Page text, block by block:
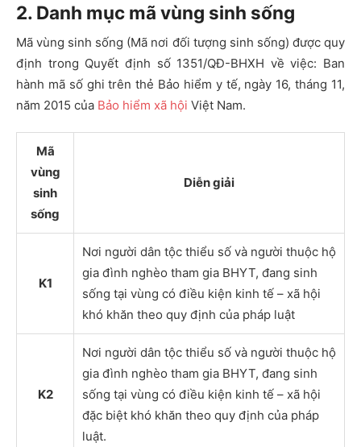
2. Danh mục mã vùng sinh sống
Mã vùng sinh sống (Mã nơi đối tượng sinh sống) được quy
định trong Quyết định số 1351/QĐ-BHXH về việc: Ban
hành mã số ghi trên thẻ Bảo hiểm y tế, ngày 16, tháng 11,
năm 2015 của Bảo hiểm xã hội Việt Nam.
Mã
vùng
sinh
sống
Diễn giải
K1
Nơi người dân tộc thiểu số và người thuộc hộ
gia đình nghèo tham gia BHYT, đang sinh
sống tại vùng có điều kiện kinh tế – xã hội
khó khăn theo quy định của pháp luật
K2
Nơi người dân tộc thiểu số và người thuộc hộ
gia đình nghèo tham gia BHYT, đang sinh
sống tại vùng có điều kiện kinh tế – xã hội
đặc biệt khó khăn theo quy định của pháp
luật.